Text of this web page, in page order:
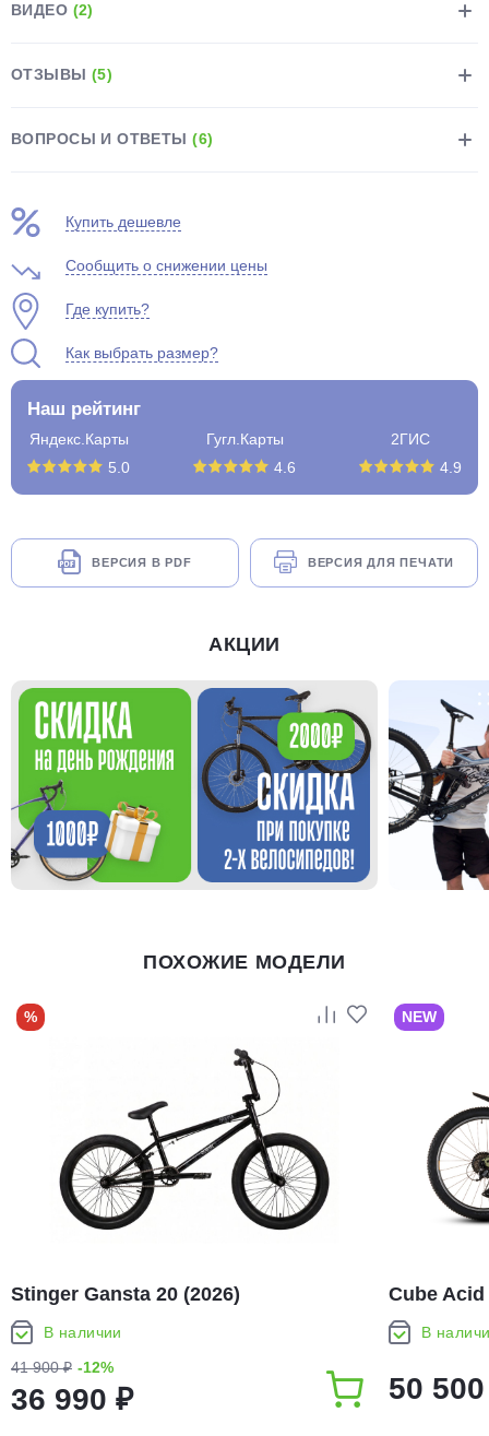
ВИДЕО (2)
ОТЗЫВЫ (5)
ВОПРОСЫ И ОТВЕТЫ(6)
Купить дешевле
Сообщить о снижении цены
Где купить?
Как выбрать размер?
Наш рейтинг
Яндекс.Карты
5.0
Гугл.Карты
4.6
2ГИС
4.9
ВЕРСИЯ В PDF ВЕРСИЯ ДЛЯ ПЕЧАТИ
АКЦИИ
ПОХОЖИЕ МОДЕЛИ
%
Stinger Gansta 20 (2026)
В наличии
41 900 ₽ -12%
36 990 ₽
NEW
Cube Acid
В
50